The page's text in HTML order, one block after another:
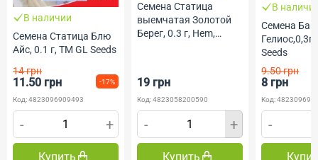
В наличии
Семена Статица Блю
Айс, 0.1 г, ТМ GL Seeds
14 грн
11.50 грн -17%
Код: 4823096909493
- +
Купить
Семена Статица
выемчатая Золотой
Берег, 0.3 г, Hem,
19 грн
Код: 4823058200590
- +
Купить
В
Семена
Seeds
9.50 грн
8 грн
Код:
-